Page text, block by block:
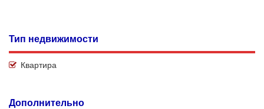
Тип недвижимости
Квартира
Дополнительно